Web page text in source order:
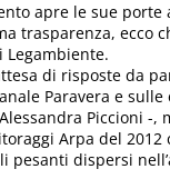
apre le sue porte
trasparenza, ecco
di risposte da
Paravera e
Piccioni -,
Arpa del 2012
pesanti dispersi